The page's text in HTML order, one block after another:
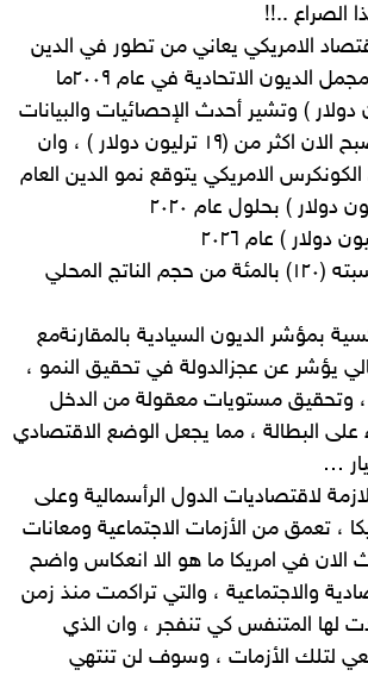
الصراع ..!!
الامريكي يعاني من تطور في الدين
العام ، حيث بلغت مجمل الديون الاتحادية في عام ٢٠٠٩ما
ترليون دولار ) وتشير أحدث الإحصائيات والبيانات
، بان الدين العام اصبح الان اكثر من (١٩ ترليون دولار ) ، وان
الامريكي يتوقع نمو الدين العام
وهذا سيشكل ما نسبته (١٢٠) بالمئة من حجم الناتج المحلي
بمؤشر الديون السيادية بالمقارنةمع
يؤشر عن عجزالدولة في تحقيق النمو ،
وتحقيق مستويات معقولة من الدخل
على البطالة ، مما يجعل الوضع الاقتصادي
…
لاقتصاديات الدول الرأسمالية وعلى
، تعمق من الأزمات الاجتماعية ومعانات
في امريكا ما هو الا انعكاس واضح
والاجتماعية ، والتي تراكمت منذ زمن
لها المتنفس كي تنفجر ، وان الذي
لتلك الأزمات ، وسوف لن تنتهي